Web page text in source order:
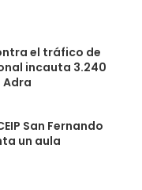
el tráfico de
incauta 3.240
Adra
San Fernando
un aula